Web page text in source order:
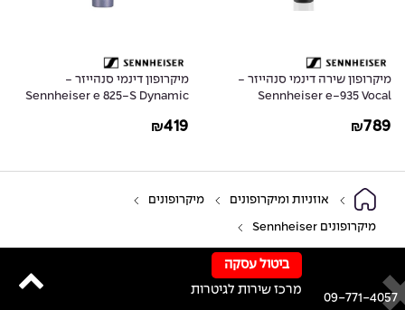
מיקרופון שירה דינמי סנהייזר -
Sennheiser e-935 Vocal
₪789
מיקרופון דינמי סנהייזר -
Sennheiser e 825-S Dynamic
Switch
₪419
אוזניות ומיקרופונים מיקרופונים
מיקרופונים Sennheiser
09-771-4057
ביטול עסקה
מרכז שירות לגיטרות